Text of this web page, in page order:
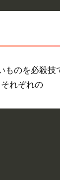
ものを必殺技
れぞれの